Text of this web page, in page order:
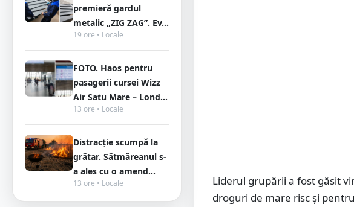
premieră gardul
metalic „ZIG ZAG”. Ev...
19 ore • Locale
FOTO. Haos pentru
pasagerii cursei Wizz
Air Satu Mare – Lond...
13 ore • Locale
Distracție scumpă la
grătar. Sătmăreanul s-
a ales cu o amend...
13 ore • Locale
Liderul grupării a fost găsit
droguri de mare risc și